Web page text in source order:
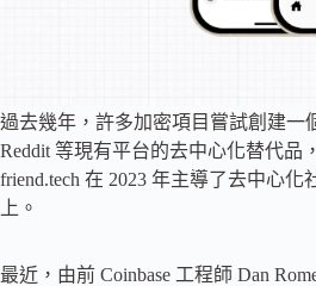
過去幾年，許多加密項目嘗試創建一
Reddit 等現有平台的去中心化替代
friend.tech 在 2023 年主導了去中心
上。
最近，由前 Coinbase 工程師 Dan